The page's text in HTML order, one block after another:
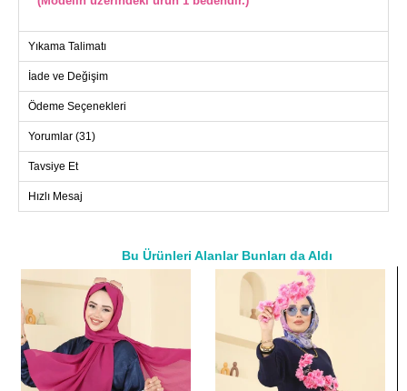
1 : 38-40 beden / 2 : 42-44 beden / 3 : 46-48 beden / 4 :
50 beden / 5 : 52 beden
FERACE BEDEN ÖLÇÜLERİ
(CM)
Beden
2
108
130
132 130
Yıkama Talimatı
İade ve Değişim
Ödeme Seçenekleri
Yorumlar (31)
Tavsiye Et
Hızlı Mesaj
Bu Ürünleri Alanlar Bunları da Aldı
a>